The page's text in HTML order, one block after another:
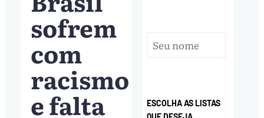
sofrem
com
racismo
e falta
ESCOLHA AS LISTAS